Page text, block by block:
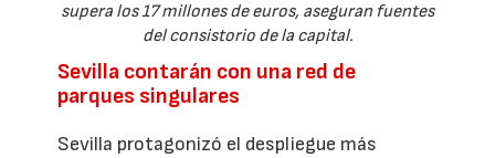
supera los 17 millones de euros, aseguran fuentes
del consistorio de la capital.
Sevilla contarán con una red de
parques singulares
Sevilla protagonizó el despliegue más